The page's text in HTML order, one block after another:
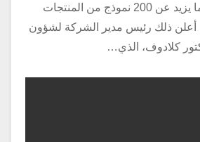
Aero India 2021 ما يزيد عن 200 نموذج من المنتجات
أعلن ذلك رئيس مدير الشركة لشؤون
كلادوف، الذي…